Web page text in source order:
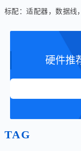
标配：适配器，数据线
硬件推
TAG